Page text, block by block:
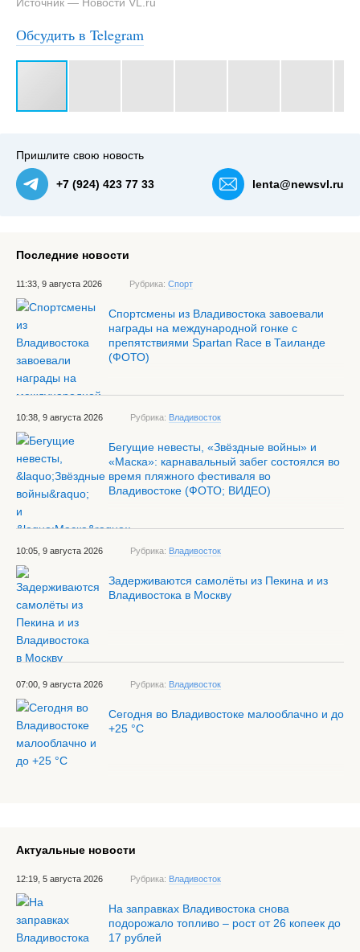
Обсудить в Telegram
Пришлите свою новость
+7 (924) 423 77 33 lenta@newsvl.ru
Последние новости
11:33, 9 августа 2026 Рубрика: Спорт
Спортсмены из Владивостока завоевали
награды на международной гонке с
препятствиями Spartan Race в Таиланде
(ФОТО)
10:38, 9 августа 2026 Рубрика: Владивосток
Бегущие невесты, «Звёздные войны» и
«Маска»: карнавальный забег состоялся во
время пляжного фестиваля во
Владивостоке (ФОТО; ВИДЕО)
10:05, 9 августа 2026 Рубрика: Владивосток
Задерживаются самолёты из Пекина и из
Владивостока в Москву
07:00, 9 августа 2026 Рубрика: Владивосток
Сегодня во Владивостоке малооблачно и до
+25 °С
Актуальные новости
12:19, 5 августа 2026 Рубрика: Владивосток
На заправках Владивостока снова
подорожало топливо – рост от 26 копеек до
17 рублей